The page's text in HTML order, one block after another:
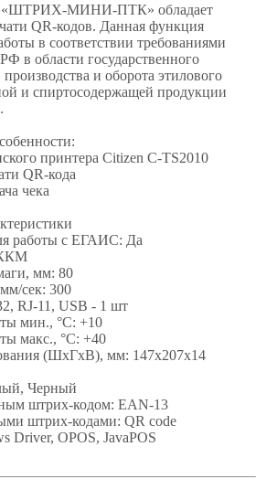
«ШТРИХ-МИНИ-ПТК» обладает
QR-кодов. Данная функция
в соответствии требованиями
в области государственного
и оборота этилового
и спиртосодержащей продукции
принтера Citizen C-TS2010
QR-кода
чека
работы с ЕГАИС: Да
ККМ
мм: 80
сек: 300
RJ-11, USB - 1 шт
мин., °C: +10
макс., °C: +40
(ШхГхВ), мм: 147х207х14
Черный
штрих-кодом: EAN-13
штрих-кодами: QR code
Driver, OPOS, JavaPOS